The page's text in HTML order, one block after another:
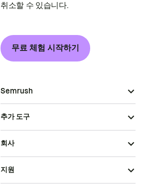
취소할 수 있습니다.
무료 체험 시작하기
Semrush
추가 도구
회사
지원